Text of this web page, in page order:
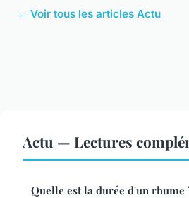
← Voir tous les articles Actu
Actu — Lectures
Quelle est la durée d'un rhume